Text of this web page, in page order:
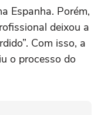
Espanha. Porém,
deixou a
Com isso, a
o processo do